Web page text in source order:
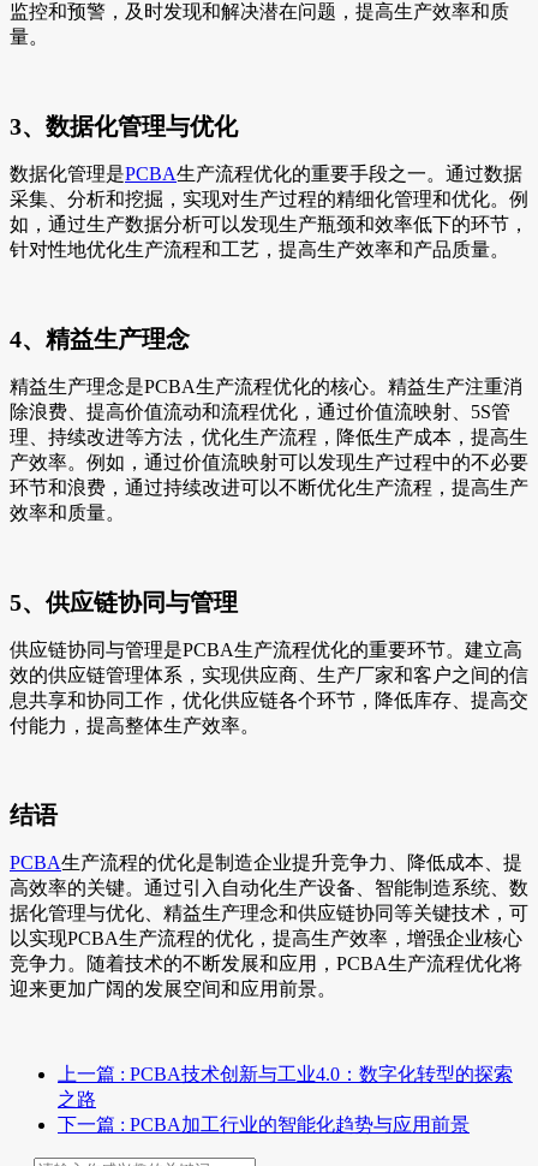
监控和预警，及时发现和解决潜在问题，提高生产效率和质
量。
3、数据化管理与优化
数据化管理是PCBA生产流程优化的重要手段之一。通过数据
采集、分析和挖掘，实现对生产过程的精细化管理和优化。例
如，通过生产数据分析可以发现生产瓶颈和效率低下的环节，
针对性地优化生产流程和工艺，提高生产效率和产品质量。
4、精益生产理念
精益生产理念是PCBA生产流程优化的核心。精益生产注重消
除浪费、提高价值流动和流程优化，通过价值流映射、5S管
理、持续改进等方法，优化生产流程，降低生产成本，提高生
产效率。例如，通过价值流映射可以发现生产过程中的不必要
环节和浪费，通过持续改进可以不断优化生产流程，提高生产
效率和质量。
5、供应链协同与管理
供应链协同与管理是PCBA生产流程优化的重要环节。建立高
效的供应链管理体系，实现供应商、生产厂家和客户之间的信
息共享和协同工作，优化供应链各个环节，降低库存、提高交
付能力，提高整体生产效率。
结语
PCBA生产流程的优化是制造企业提升竞争力、降低成本、提
高效率的关键。通过引入自动化生产设备、智能制造系统、数
据化管理与优化、精益生产理念和供应链协同等关键技术，可
以实现PCBA生产流程的优化，提高生产效率，增强企业核心
竞争力。随着技术的不断发展和应用，PCBA生产流程优化将
迎来更加广阔的发展空间和应用前景。
上一篇 : PCBA技术创新与工业4.0：数字化转型的探索
之路
下一篇 : PCBA加工行业的智能化趋势与应用前景